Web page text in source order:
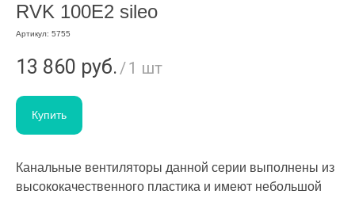
RVK 100E2 sileo
Артикул: 5755
13 860 руб./1 шт
Купить
Канальные вентиляторы данной серии выполнены из
высококачественного пластика и имеют небольшой